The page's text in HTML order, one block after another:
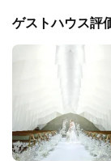
ゲストハウス評